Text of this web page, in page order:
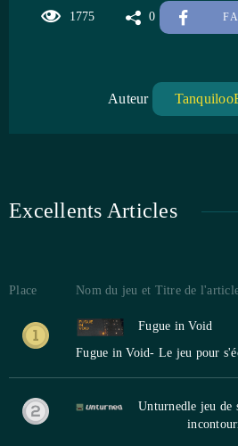
1775 0
Auteur
Excellents Articles
Place Nom du jeu et Titre de
Fugue in Void
Fugue in Void- Le jeu pour
Unturnedle jeu de